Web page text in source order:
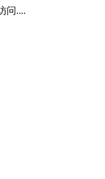
问....